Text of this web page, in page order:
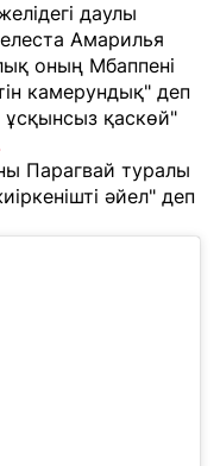
даулы
Амарилья
оның Мбаппені
камерундық" деп
ұсқынсыз қаскөй"
Парагвай туралы
әйел" деп